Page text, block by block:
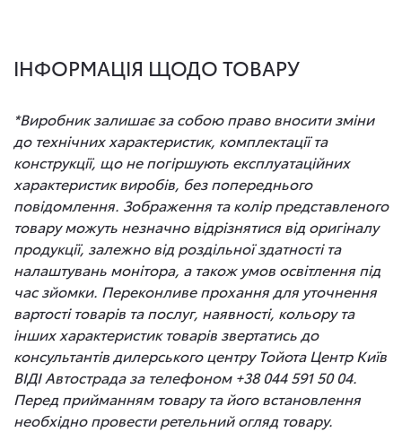
ІНФОРМАЦІЯ ЩОДО ТОВАРУ
*Виробник залишає за собою право вносити зміни
до технічних характеристик, комплектації та
конструкції, що не погіршують експлуатаційних
характеристик виробів, без попереднього
повідомлення. Зображення та колір представленого
товару можуть незначно відрізнятися від оригіналу
продукції, залежно від роздільної здатності та
налаштувань монітора, а також умов освітлення під
час зйомки. Переконливе прохання для уточнення
вартості товарів та послуг, наявності, кольору та
інших характеристик товарів звертатись до
консультантів дилерського центру Тойота Центр Київ
ВІДІ Автострада за телефоном +38 044 591 50 04.
Перед прийманням товару та його встановлення
необхідно провести ретельний огляд товару.